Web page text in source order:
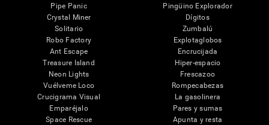
Pipe Panic
Crystal Miner
Solitario
Robo Factory
Ant Escape
Treasure Island
Neon Lights
Vuélveme Loco
Crucigrama Visual
Emparéjalo
Space Rescue
Pingüino Explorador
Dígitos
Zumbalú
Explotaglobos
Encrucijada
Hiper-espacio
Frescazoo
Rompecabezas
La gasolinera
Pares y sumas
Apunta y resta